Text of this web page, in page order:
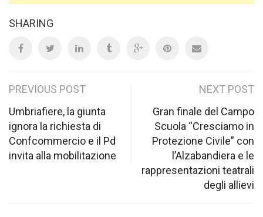
SHARING
Post
navigation
PREVIOUS POST
Umbriafiere, la giunta
ignora la richiesta di
Confcommercio e il Pd
invita alla mobilitazione
NEXT POST
Gran finale del Campo
Scuola “Cresciamo in
Protezione Civile” con
l’Alzabandiera e le
rappresentazioni teatrali
degli allievi